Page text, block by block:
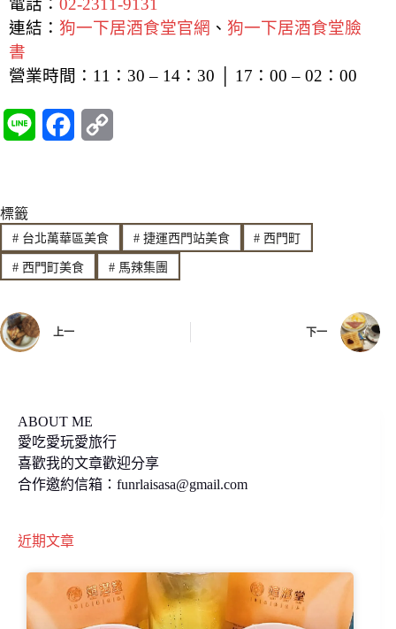
電話： 02-2311-9131
連結： 狗一下居酒食堂官網 、 狗一下居酒食堂臉
書
營業時間： 11：30 – 14：30 │ 17：00 – 02：00
e e
b
o
y
L
i
標籤
#台北萬華區美食 #捷運西門站美食 # 西門町
#西門町美食 #馬辣集團
上一 下一
ABOUT ME
愛吃愛玩愛旅行
喜歡我的文章歡迎分享
合作邀約信箱： funrlaisasa@gmail.com
近期文章